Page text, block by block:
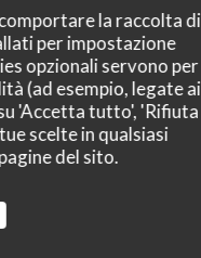
la raccolta di
per impostazione
opzionali servono per
(ad esempio, legate ai
'Accetta tutto', 'Rifiuta
scelte in qualsiasi
del sito.